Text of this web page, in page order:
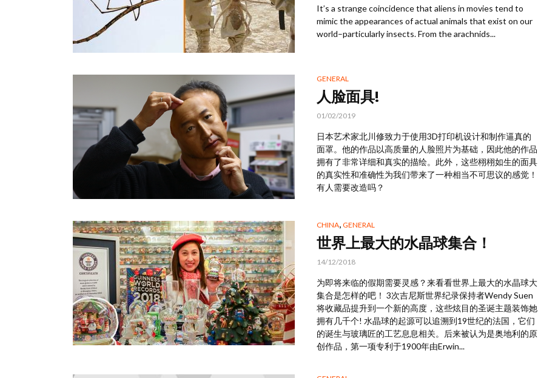
It’s a strange coincidence that aliens in movies tend to
mimic the appearances of actual animals that exist on our
world–particularly insects. From the arachnids...
GENERAL
人脸面具!
01/02/2019
日本艺术家北川修致力于使用3D打印机设计和制作逼真的
面罩。他的作品以高质量的人脸照片为基础，因此他的作品
拥有了非常详细和真实的描绘。此外，这些栩栩如生的面具
的真实性和准确性为我们带来了一种相当不可思议的感觉！
有人需要改造吗？
CHINA, GENERAL
世界上最大的水晶球集合！
14/12/2018
为即将来临的假期需要灵感？来看看世界上最大的水晶球大
集合是怎样的吧！ 3次吉尼斯世界纪录保持者Wendy Suen
将收藏品提升到一个新的高度，这些炫目的圣诞主题装饰她
拥有几千个! 水晶球的起源可以追溯到19世纪的法国，它们
的诞生与玻璃匠的工艺息息相关。后来被认为是奥地利的原
创作品，第一项专利于1900年由Erwin...